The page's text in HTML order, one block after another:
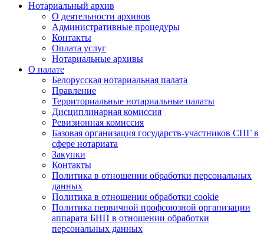
Нотариальный архив
О деятельности архивов
Административные процедуры
Контакты
Оплата услуг
Нотариальные архивы
О палате
Белорусская нотариальная палата
Правление
Территориальные нотариальные палаты
Дисциплинарная комиссия
Ревизионная комиссия
Базовая организация государств-участников СНГ в
сфере нотариата
Закупки
Контакты
Политика в отношении обработки персональных
данных
Политика в отношении обработки cookie
Политика первичной профсоюзной организации
аппарата БНП в отношении обработки
персональных данных